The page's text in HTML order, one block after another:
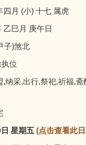
月 (小) 十七 属虎
巳月 庚午日
)煞北
位
,纳采,出行,祭祀,祈福,斋
星期五 (点击查看此